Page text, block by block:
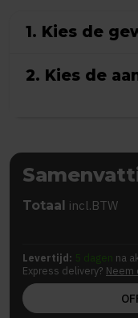
1. Kies de
2. Kies de
Totaal incl.BTW
Levertijd: 5 dagen na
Express delivery? Neem